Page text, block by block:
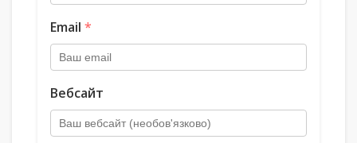
Email *
Вебсайт